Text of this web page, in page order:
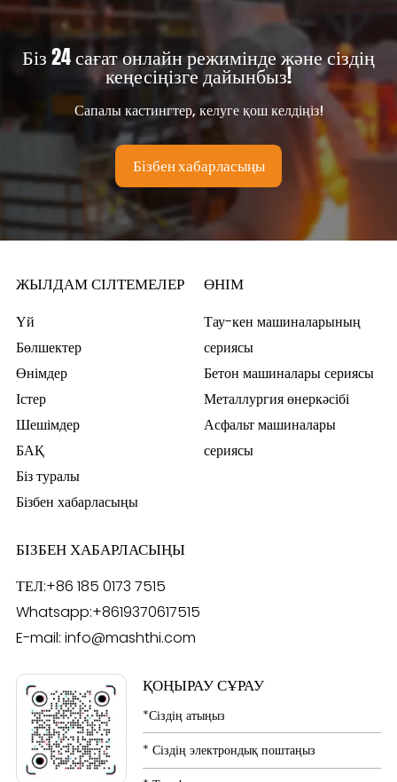
Біз 24 сағат онлайн режимінде және сіздің
кеңесіңізге дайынбыз!
Сапалы кастингтер, келуге қош келдіңіз!
Бізбен хабарласыңы
ЖЫЛДАМ СІЛТЕМЕЛЕР
Үй
Бөлшектер
Өнімдер
Істер
Шешімдер
БАҚ
Біз туралы
Бізбен хабарласыңы
ӨНІМ
Тау-кен машиналарының
сериясы
Бетон машиналары сериясы
Металлургия өнеркәсібі
Асфальт машиналары
сериясы
БІЗБЕН ХАБАРЛАСЫҢЫ
ТЕЛ:+86 185 0173 7515
Whatsapp:+8619370617515
E-mail: info@mashthi.com
ҚОҢЫРАУ СҰРАУ